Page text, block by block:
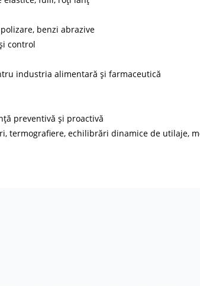
benzi abrazive
control
industria alimentară și farmaceutică
preventivă și proactivă
termografiere, echilibrări dinamice de utilaje,